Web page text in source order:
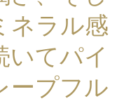
ネラル感
いてパイ
ープフル